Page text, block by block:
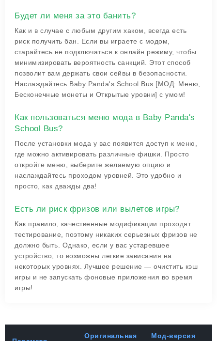
Будет ли меня за это банить?
Как и в случае с любым другим хаком, всегда есть
риск получить бан. Если вы играете с модом,
старайтесь не подключаться к онлайн режиму, чтобы
минимизировать вероятность санкций. Этот способ
позволит вам держать свои сейвы в безопасности.
Наслаждайтесь Baby Panda's School Bus [МОД: Меню,
Бесконечные монеты и Открытые уровни] с умом!
Как пользоваться меню мода в Baby Panda's
School Bus?
После установки мода у вас появится доступ к меню,
где можно активировать различные фишки. Просто
откройте меню, выберите желаемую опцию и
наслаждайтесь проходом уровней. Это удобно и
просто, как дважды два!
Есть ли риск фризов или вылетов игры?
Как правило, качественные модификации проходят
тестирование, поэтому никаких серьезных фризов не
должно быть. Однако, если у вас устаревшее
устройство, то возможны легкие зависания на
некоторых уровнях. Лучшее решение — очистить кэш
игры и не запускать фоновые приложения во время
игры!
Оригинальная
Мод-версия